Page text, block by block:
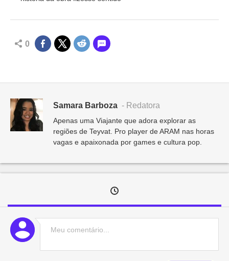
0
Samara Barboza - Redatora
Apenas uma Viajante que adora explorar as
regiões de Teyvat. Pro player de ARAM nas horas
vagas e apaixonada por games e cultura pop.